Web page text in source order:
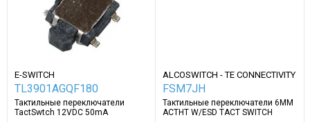
E-SWITCH
TL3901AGQF180
Тактильные переключатели
TactSwtch 12VDC 50mA
ALCOSWITCH - TE CONNECTIVITY
FSM7JH
Тактильные переключатели 6MM
ACTHT W/ESD TACT SWITCH